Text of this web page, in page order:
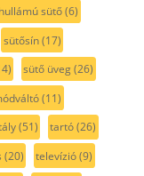
sütő(6)
sütősín(17)
sütő üveg(26)
(11)
(51) tartó(26)
(20) televízió(9)